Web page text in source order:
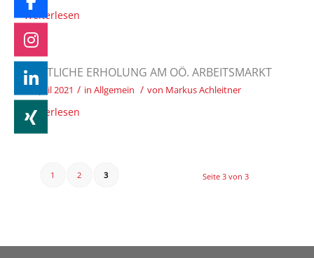
Weiterlesen
DEUTLICHE ERHOLUNG AM OÖ. ARBEITSMARKT
1. April 2021 / in Allgemein / von Markus Achleitner
Weiterlesen
Seite 3 von 3
1 2 3